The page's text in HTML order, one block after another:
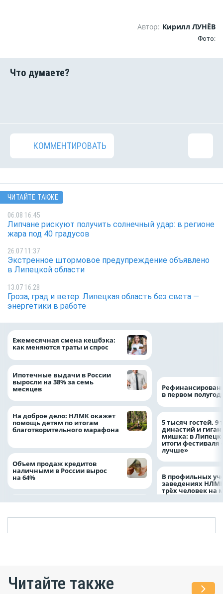
Автор: Кирилл ЛУНЁВ
Фото:
КОММЕНТИРОВАТЬ
ЧИТАЙТЕ ТАКЖЕ
06.08 16:45
Липчане рискуют получить солнечный удар: в регионе
жара под 40 градусов
26.07 11:37
Экстренное штормовое предупреждение объявлено
в Липецкой области
13.07 16:28
Гроза, град и ветер: Липецкая область без света —
энергетики в работе
Ежемесячная смена кешбэка:
как меняются траты и спрос
Ипотечные выдачи в России
выросли на 38% за семь
месяцев
На доброе дело: НЛМК окажет
помощь детям по итогам
благотворительного марафона
Объем продаж кредитов
наличными в России вырос
на 64%
в первом
5 тысяч гостей, 9
династий и
мишка: в
итоги фестиваля
лучше»
В профильных
заведениях
трёх человек на
Читайте также